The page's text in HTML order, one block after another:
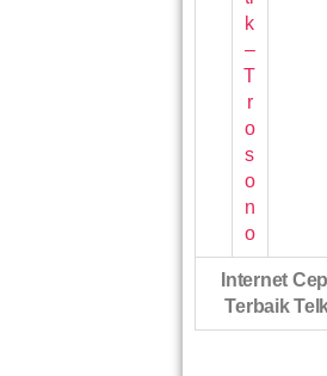
k
–
T
r
o
s
o
n
o
Internet
Terbaik